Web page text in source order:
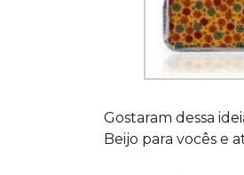
Gostaram dessa
Beijo para vocês e